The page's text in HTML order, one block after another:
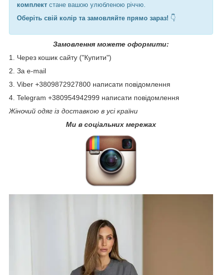
комплект стане вашою улюбленою річчю.
Оберіть свій колір та замовляйте прямо зараз! 👇
Замовлення можете оформити:
1. Через кошик сайту ("Купити")
2. За e-mail
3. Viber +3809872927800 написати повідомлення
4. Telegram +380954942999 написати повідомлення
Жіночий одяг із доставкою в усі країни
Ми в соціальних мережах